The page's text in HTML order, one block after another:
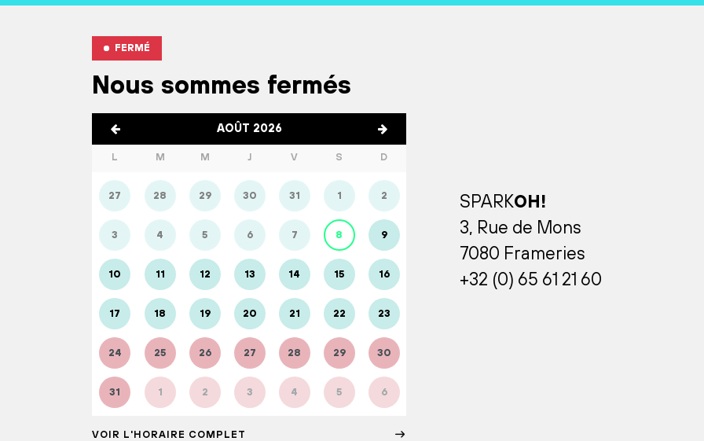
FERMÉ
Nous sommes fermés
AOÛT 2026
L M M J V S D
27 28 29 30 31 1 2
3 4 5 6 7 8 9
10 11 12 13 14 15 16
17 18 19 20 21 22 23
24 25 26 27 28 29 30
31 1 2 3 4 5 6
VOIR L'HORAIRE COMPLET
SPARKOH!
3, Rue de Mons
7080 Frameries
+32 (0) 65 61 21 60